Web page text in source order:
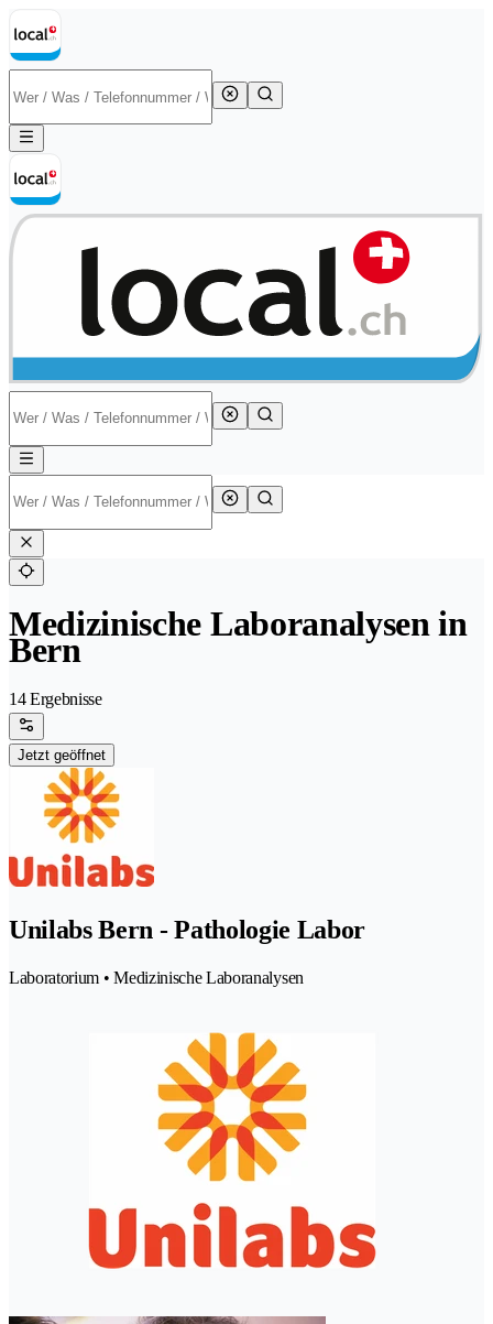
Medizinische Laboranalysen in
Bern
14 Ergebnisse
Jetzt geöffnet
Unilabs Bern - Pathologie Labor
Laboratorium • Medizinische Laboranalysen